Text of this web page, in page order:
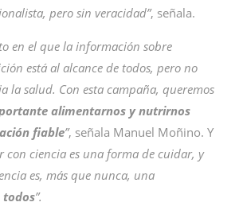
pero sin veracidad”, señala.
en el que la información sobre
está al alcance de todos, pero no
la salud. Con esta campaña, queremos
alimentarnos y nutrirnos
fiable”, señala Manuel Moñino. Y
con ciencia es una forma de cuidar, y
es, más que nunca, una
todos”.